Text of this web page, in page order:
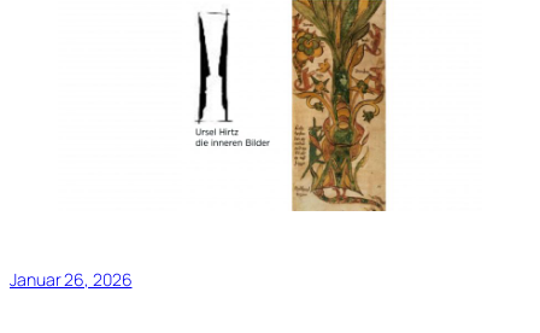
Januar 26, 2026